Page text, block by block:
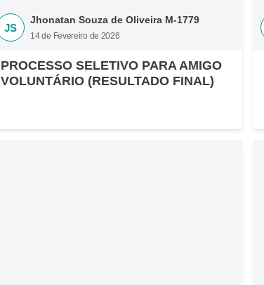
JS
Jhonatan Souza de Oliveira M-1779
14 de Fevereiro de 2026
PROCESSO SELETIVO PARA AMIGO
VOLUNTÁRIO (RESULTADO FINAL)